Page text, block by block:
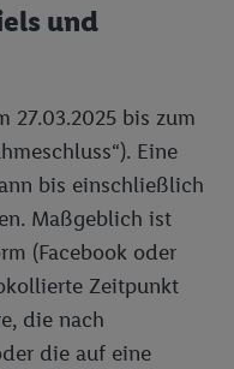
und
27.03.2025 bis zum
Eine
bis einschließlich
Maßgeblich ist
(Facebook oder
Zeitpunkt
die nach
die auf eine